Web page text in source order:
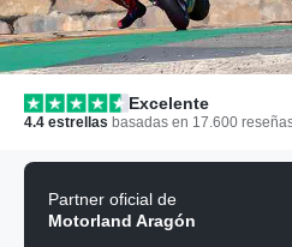
Excelente
4.4 estrellas basadas en 17.600
Partner oficial de
Motorland Aragón